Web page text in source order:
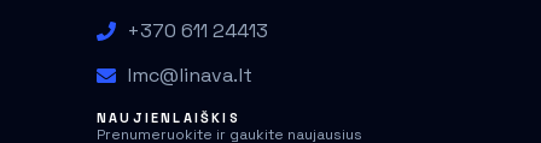
+370 611 24413
lmc@linava.lt
NAUJIENLAIŠKIS
Prenumeruokite ir gaukite naujausius